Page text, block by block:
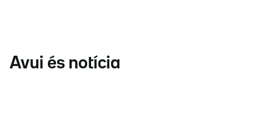
Avui és notícia